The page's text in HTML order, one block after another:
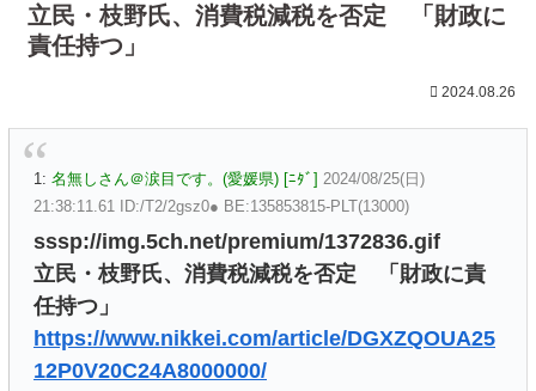
立民・枝野氏、消費税減税を否定 「財政に
責任持つ」
2024.08.26
1: 名無しさん＠涙目です。(愛媛県) [ﾆﾀﾞ] 2024/08/25(日)
21:38:11.61 ID:/T2/2gsz0● BE:135853815-PLT(13000)
sssp://img.5ch.net/premium/1372836.gif
立民・枝野氏、消費税減税を否定 「財政に責
任持つ」
https://www.nikkei.com/article/DGXZQOUA25
12P0V20C24A8000000/